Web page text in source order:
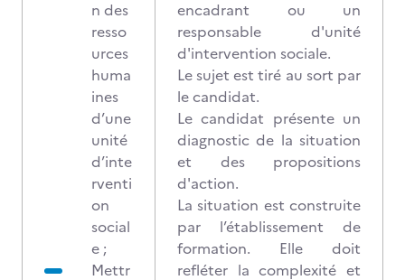
n des
resso
urces
huma
ines
d’une
unité
d’inte
rventi
on
social
e ;
Mettr
encadrant ou un
responsable d'unité
d'intervention sociale.
Le sujet est tiré au sort par
le candidat.
Le candidat présente un
diagnostic de la situation
et des propositions
d'action.
La situation est construite
par l’établissement de
formation. Elle doit
refléter la complexité et